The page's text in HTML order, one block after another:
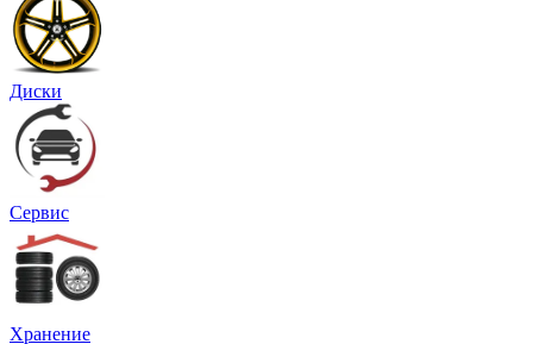
Диски
Сервис
Хранение